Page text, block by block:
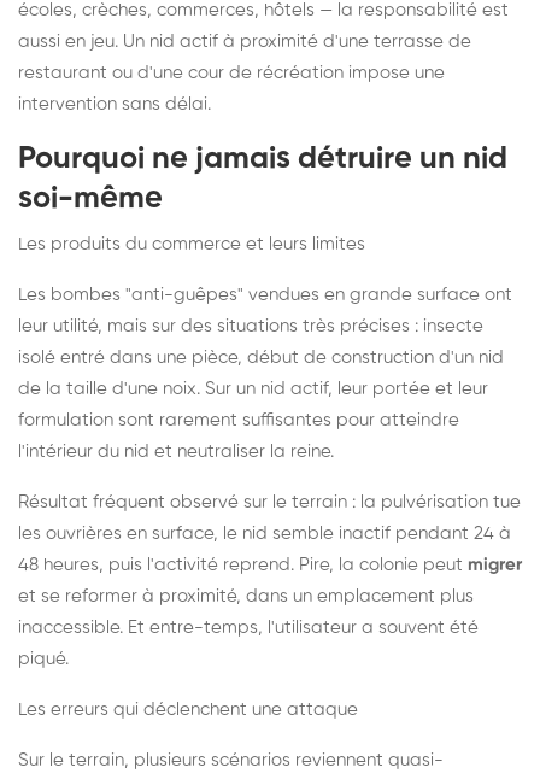
écoles, crèches, commerces, hôtels — la responsabilité est
aussi en jeu. Un nid actif à proximité d'une terrasse de
restaurant ou d'une cour de récréation impose une
intervention sans délai.
Pourquoi ne jamais détruire un nid
soi-même
Les produits du commerce et leurs limites
Les bombes "anti-guêpes" vendues en grande surface ont
leur utilité, mais sur des situations très précises : insecte
isolé entré dans une pièce, début de construction d'un nid
de la taille d'une noix. Sur un nid actif, leur portée et leur
formulation sont rarement suffisantes pour atteindre
l'intérieur du nid et neutraliser la reine.
Résultat fréquent observé sur le terrain : la pulvérisation tue
les ouvrières en surface, le nid semble inactif pendant 24 à
48 heures, puis l'activité reprend. Pire, la colonie peut migrer
et se reformer à proximité, dans un emplacement plus
inaccessible. Et entre-temps, l'utilisateur a souvent été
piqué.
Les erreurs qui déclenchent une attaque
Sur le terrain, plusieurs scénarios reviennent quasi-